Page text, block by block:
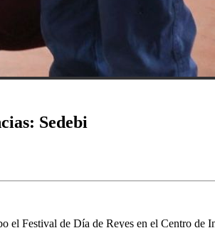
Sedebi
el Festival de Día de Reyes en el Centro de